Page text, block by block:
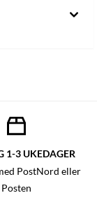
1-3 UKEDAGER
PostNord eller
Posten